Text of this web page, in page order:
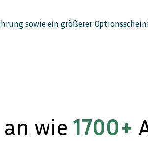
sowie ein größerer
wie 1700+